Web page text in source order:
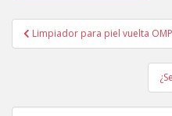
Navegación
de
Limpiador para piel vuelta OMP